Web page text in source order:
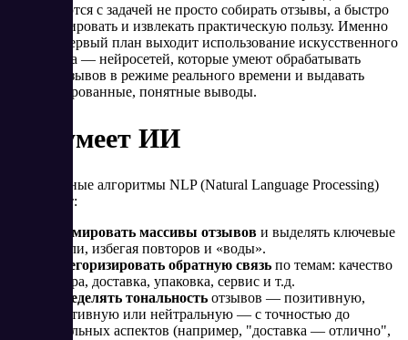
сталкиваются с задачей не просто собирать отзывы, а быстро
их анализировать и извлекать практическую пользу. Именно
здесь на первый план выходит использование искусственного
интеллекта — нейросетей, которые умеют обрабатывать
тысячи отзывов в режиме реального времени и выдавать
структурированные, понятные выводы.
Что умеет ИИ
Современные алгоритмы NLP (Natural Language Processing)
позволяют:
Суммировать массивы отзывов и выделять ключевые
мысли, избегая повторов и «воды».
Категоризировать обратную связь по темам: качество
товара, доставка, упаковка, сервис и т.д.
Определять тональность отзывов — позитивную,
негативную или нейтральную — с точностью до
отдельных аспектов (например, "доставка — отлично",